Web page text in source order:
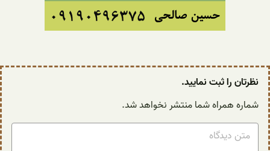
نظرتان را ثبت نمایید.
شماره همراه شما منتشر نخواهد شد.